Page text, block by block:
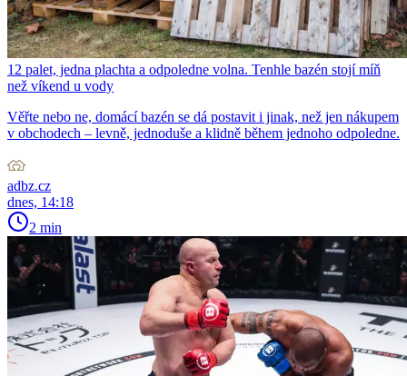
12 palet, jedna plachta a odpoledne volna. Tenhle bazén stojí míň
než víkend u vody
Věřte nebo ne, domácí bazén se dá postavit i jinak, než jen nákupem
v obchodech – levně, jednoduše a klidně během jednoho odpoledne.
adbz.cz
dnes, 14:18
2 min